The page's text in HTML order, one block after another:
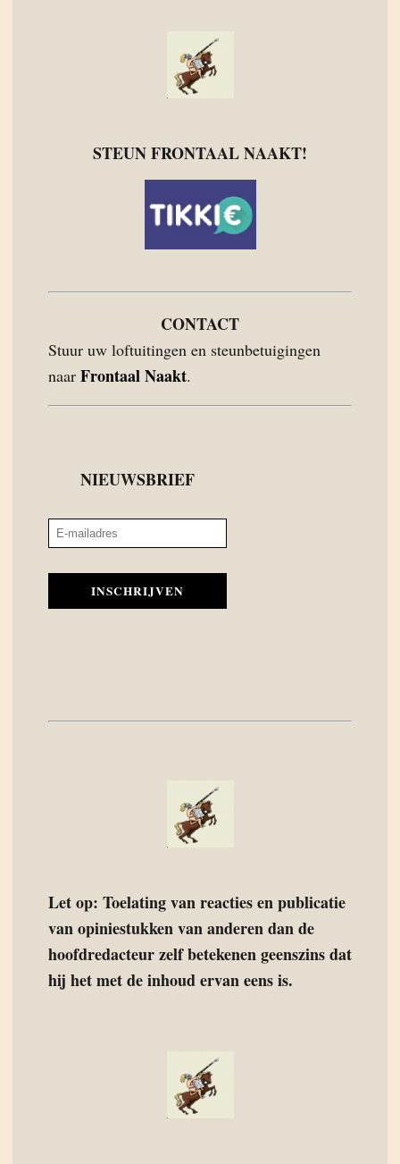
STEUN FRONTAAL NAAKT!
CONTACT
Stuur uw loftuitingen en steunbetuigingen
naar Frontaal Naakt.
NIEUWSBRIEF
INSCHRIJVEN
Let op: Toelating van reacties en publicatie
van opiniestukken van anderen dan de
hoofdredacteur zelf betekenen geenszins dat
hij het met de inhoud ervan eens is.